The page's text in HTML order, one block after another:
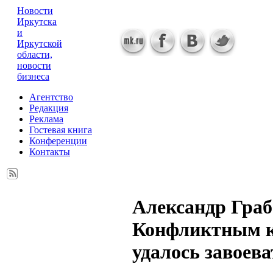
Новости
Иркутска
и
Иркутской
области,
новости
бизнеса
Агентство
Редакция
Реклама
Гостевая книга
Конференции
Контакты
Александр
Конфликтным
удалось